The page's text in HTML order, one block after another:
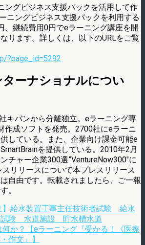
ングビジネス支援パックを活用して作
ニングビジネス支援パックを利用する
、継続費用0円でeラーニング講座を開
ります。詳しくは、以下のURLをご覧
?page_id=5292
ターナショナルについ
キバンから分離独立。eラーニング専
作成ソフトを発売。2700社にeラーニ
している。また、企業向け課金可能e
を提供している。2010年2月
チャー企業300選”VentureNow300″に
リリースについて本プレスリリース
自由です。転載されましたら、ご一報
。
】給水装置工事主任技術者試験 給水
試験 水道施設 貯水槽水道
何か？【eラーニング『受かる！《医療
作文』】